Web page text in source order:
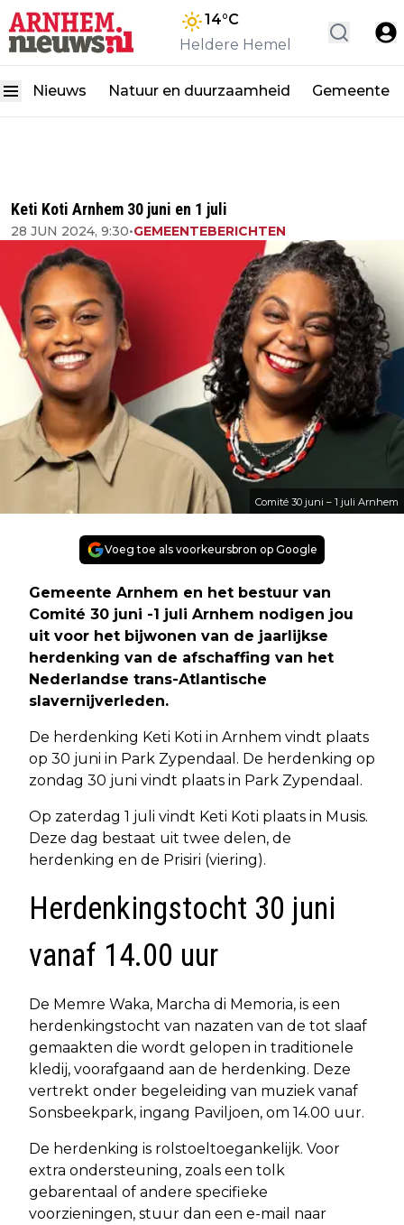
14°C
Heldere Hemel
Nieuws Natuur en duurzaamheid Gemeente
Keti Koti Arnhem 30 juni en 1 juli
28 JUN 2024, 9:30•GEMEENTEBERICHTEN
Comité 30 juni – 1 juli Arnhem
Voeg toe als voorkeursbron op Google
Gemeente Arnhem en het bestuur van
Comité 30 juni -1 juli Arnhem nodigen jou
uit voor het bijwonen van de jaarlijkse
herdenking van de afschaffing van het
Nederlandse trans-Atlantische
slavernijverleden.
De herdenking Keti Koti in Arnhem vindt plaats
op 30 juni in Park Zypendaal. De herdenking op
zondag 30 juni vindt plaats in Park Zypendaal.
Op zaterdag 1 juli vindt Keti Koti plaats in Musis.
Deze dag bestaat uit twee delen, de
herdenking en de Prisiri (viering).
Herdenkingstocht 30 juni
vanaf 14.00 uur
De Memre Waka, Marcha di Memoria, is een
herdenkingstocht van nazaten van de tot slaaf
gemaakten die wordt gelopen in traditionele
kledij, voorafgaand aan de herdenking. Deze
vertrekt onder begeleiding van muziek vanaf
Sonsbeekpark, ingang Paviljoen, om 14.00 uur.
De herdenking is rolstoeltoegankelijk. Voor
extra ondersteuning, zoals een tolk
gebarentaal of andere specifieke
voorzieningen, stuur dan een e-mail naar